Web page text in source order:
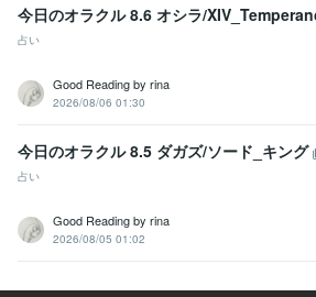
今日のオラクル 8.6 オシラ/
占い
Good Reading by rina
2026/08/06 01:30
今日のオラクル 8.5 ダガズ/ソード_キング
占い
Good Reading by rina
2026/08/05 01:02